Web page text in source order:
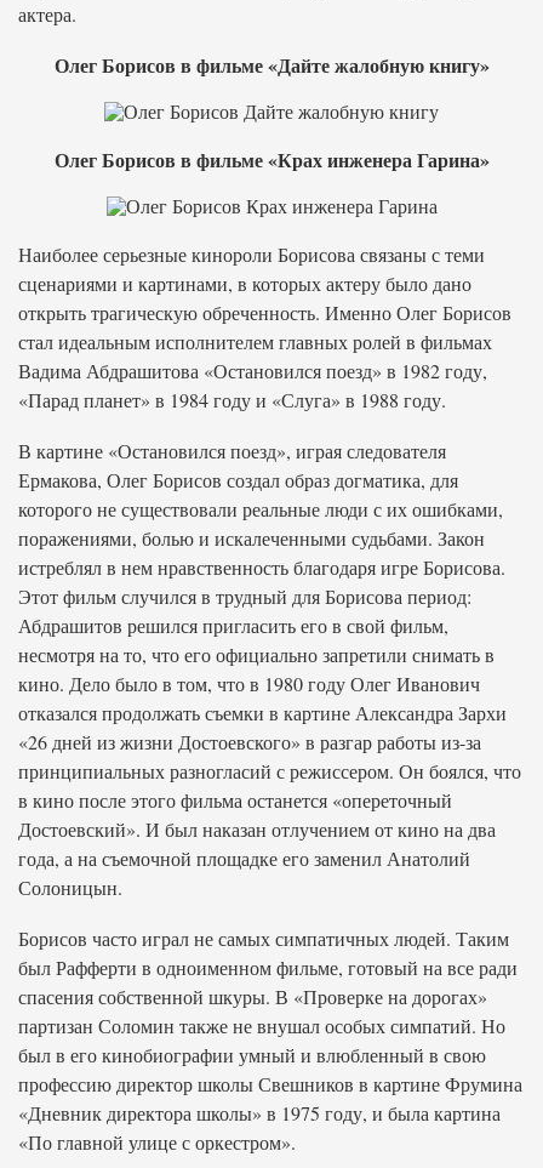
актера.
Олег Борисов в фильме «Дайте жалобную книгу»
Олег Борисов в фильме «Крах инженера Гарина»
Наиболее серьезные кинороли Борисова связаны с теми
сценариями и картинами, в которых актеру было дано
открыть трагическую обреченность. Именно Олег Борисов
стал идеальным исполнителем главных ролей в фильмах
Вадима Абдрашитова «Остановился поезд» в 1982 году,
«Парад планет» в 1984 году и «Слуга» в 1988 году.
В картине «Остановился поезд», играя следователя
Ермакова, Олег Борисов создал образ догматика, для
которого не существовали реальные люди с их ошибками,
поражениями, болью и искалеченными судьбами. Закон
истреблял в нем нравственность благодаря игре Борисова.
Этот фильм случился в трудный для Борисова период:
Абдрашитов решился пригласить его в свой фильм,
несмотря на то, что его официально запретили снимать в
кино. Дело было в том, что в 1980 году Олег Иванович
отказался продолжать съемки в картине Александра Зархи
«26 дней из жизни Достоевского» в разгар работы из-за
принципиальных разногласий с режиссером. Он боялся, что
в кино после этого фильма останется «опереточный
Достоевский». И был наказан отлучением от кино на два
года, а на съемочной площадке его заменил Анатолий
Солоницын.
Борисов часто играл не самых симпатичных людей. Таким
был Рафферти в одноименном фильме, готовый на все ради
спасения собственной шкуры. В «Проверке на дорогах»
партизан Соломин также не внушал особых симпатий. Но
был в его кинобиографии умный и влюбленный в свою
профессию директор школы Свешников в картине Фрумина
«Дневник директора школы» в 1975 году, и была картина
«По главной улице с оркестром».